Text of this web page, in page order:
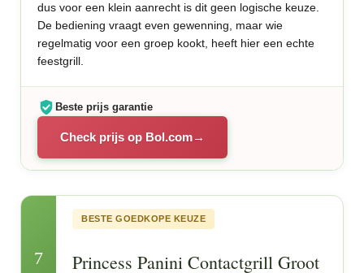
dus voor een klein aanrecht is dit geen logische keuze.
De bediening vraagt even gewenning, maar wie
regelmatig voor een groep kookt, heeft hier een echte
feestgrill.
Beste prijs garantie
Check prijs op Bol.com
7
BESTE GOEDKOPE KEUZE
Princess Panini Contactgrill Groot